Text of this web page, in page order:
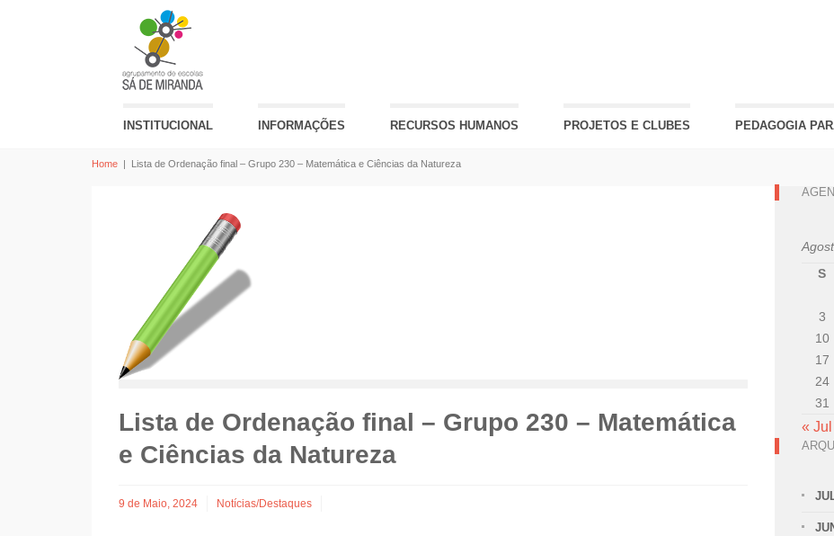
INSTITUCIONAL INFORMAÇÕES RECURSOS HUMANOS PROJETOS E CLUBES PEDAGOGIA
Home | Lista de Ordenação final – Grupo 230 – Matemática e Ciências da Natureza
Lista de Ordenação final – Grupo 230 – Matemática
e Ciências da Natureza
9 de Maio, 2024 Notícias/Destaques
S
3
10
17
24
31
« Jul